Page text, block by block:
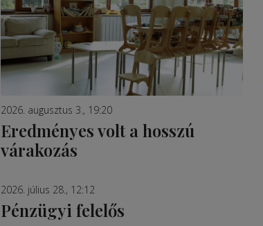
2026. augusztus 3., 19:20
Eredményes volt a hosszú
várakozás
2026. július 28., 12:12
Pénzügyi felelős